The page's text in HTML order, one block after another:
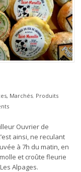
Marchés, Produits
Ouvrier de
ainsi, ne reculant
à 7h du matin, en
et croûte fleurie
Alpages.